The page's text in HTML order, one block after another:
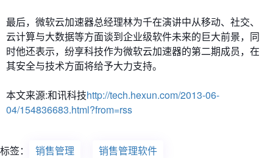
最后，微软云加速器总经理林为千在演讲中从移动、社交、
云计算与大数据等方面谈到企业级软件未来的巨大前景，同
时他还表示，纷享科技作为微软云加速器的第二期成员，在
其安全与技术方面将给予大力支持。
本文来源:和讯科技http://tech.hexun.com/2013-06-
04/154836683.html?from=rss
标签： 销售管理 销售管理软件